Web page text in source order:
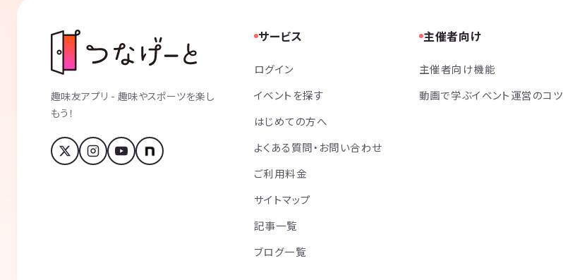
趣味友アプリ - 趣味やスポーツを楽し
もう！
サービス
ログイン
イベントを探す
はじめての方へ
よくある質問・お問い合わせ
ご利用料金
サイトマップ
記事一覧
ブログ一覧
主催者向け
主催者向け機能
動画で学ぶイベント運営のコツ